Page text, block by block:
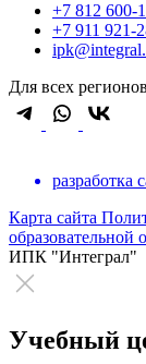
+7 812 600-
+7 911 921-
Для всех регионов
разработка
Карта сайта
образовательной
ИПК "Интеграл"
Учебный